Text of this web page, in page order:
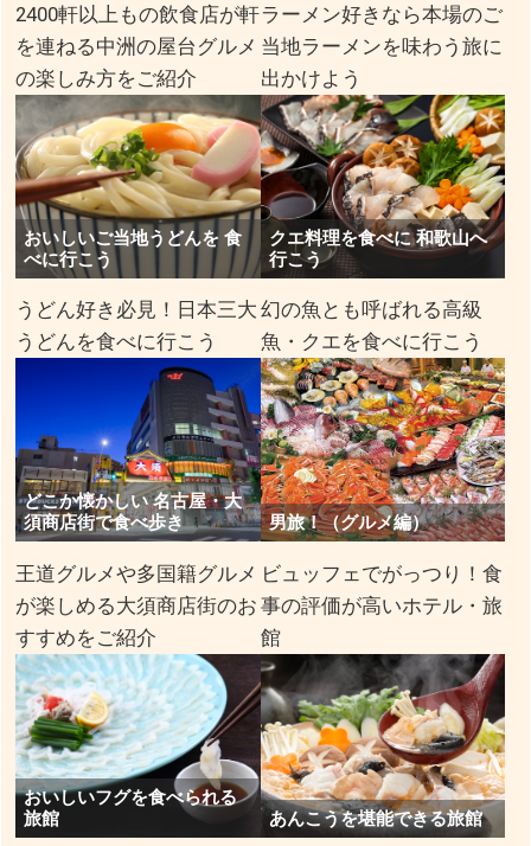
2400軒以上もの飲食店が軒
を連ねる中洲の屋台グルメ
の楽しみ方をご紹介
ラーメン好きなら本場のご
当地ラーメンを味わう旅に
出かけよう
おいしいご当地うどんを 食
べに行こう
うどん好き必見！日本三大
うどんを食べに行こう
クエ料理を食べに 和歌山へ
行こう
幻の魚とも呼ばれる高級
魚・クエを食べに行こう
どこか懐かしい 名古屋・大
須商店街で食べ歩き
王道グルメや多国籍グルメ
が楽しめる大須商店街のお
すすめをご紹介
男旅！（グルメ編）
ビュッフェでがっつり！食
事の評価が高いホテル・旅
館
おいしいフグを食べられる
旅館
あんこうを堪能できる旅館